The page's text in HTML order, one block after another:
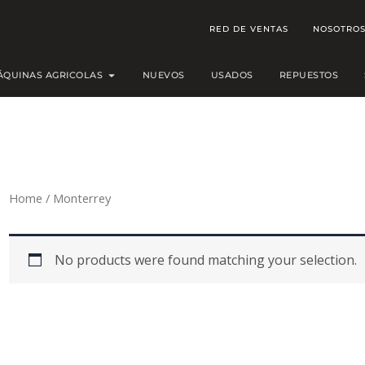
RED DE VENTAS NOSOTROS
AGRICOLAS Open MÁQUINAS AGRICOLAS
NUEVOS USADOS REPUESTOS
Home / Monterrey
No products were found matching your selection.